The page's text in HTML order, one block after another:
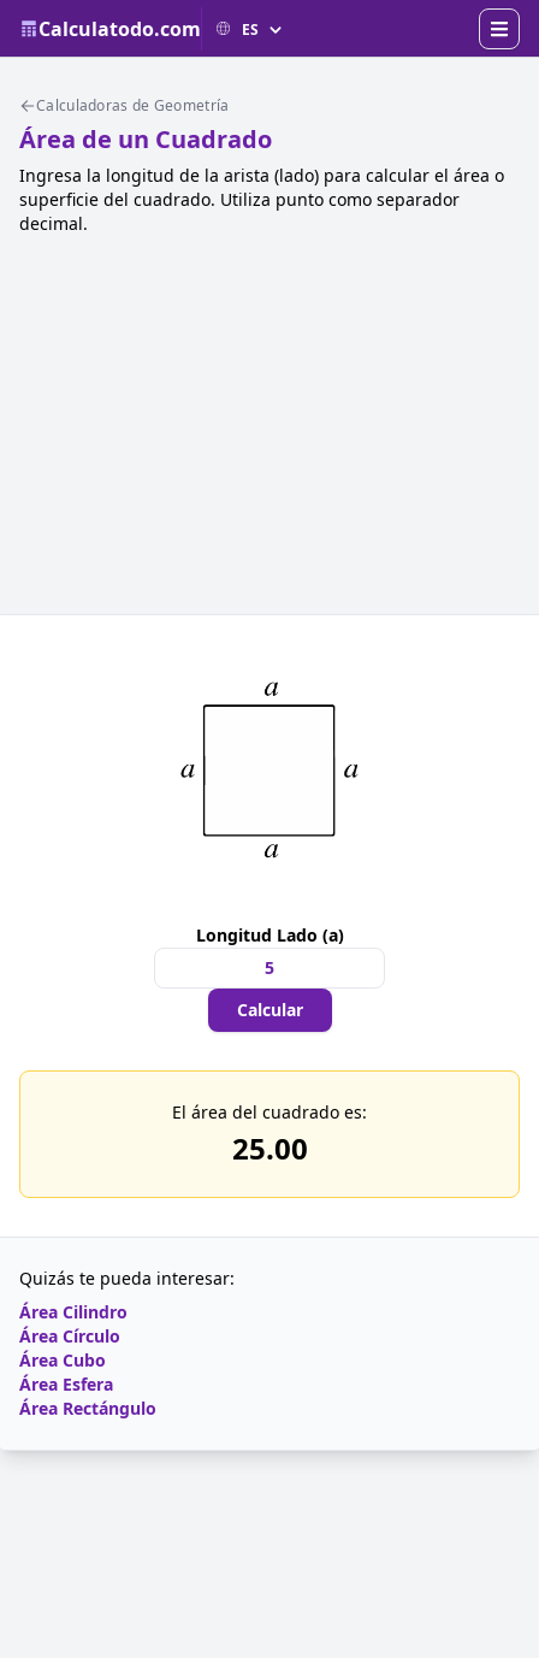
Calculatodo.com
Calculadoras de Geometría
Área de un Cuadrado
Ingresa la longitud de la arista (lado) para calcular el área o
superficie del cuadrado. Utiliza punto como separador
decimal.
Longitud Lado (a)
Calcular
El área del cuadrado es:
25.00
Quizás te pueda interesar:
Área Cilindro
Área Círculo
Área Cubo
Área Esfera
Área Rectángulo